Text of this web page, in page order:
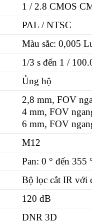
1 / 2.8 CMOS
PAL / NTSC
Màu sắc: 0,005
1/3 s đến 1 /
Ủng hộ
2,8 mm, FOV
4 mm, FOV
6 mm, FOV
M12
Pan: 0 ° đến 355
Bộ lọc cắt IR với
120 dB
DNR 3D